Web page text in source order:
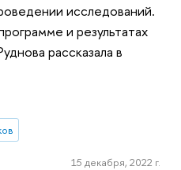
исследований.
и результатах
рассказала в
15 декабря, 2022 г.